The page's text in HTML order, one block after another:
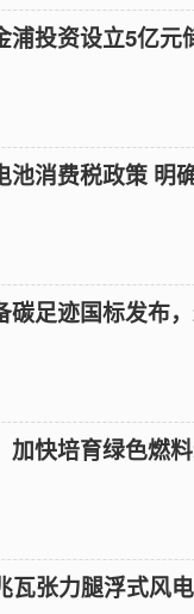
浦投资设立5亿元
池消费税政策 明
碳足迹国标发布
加快培育绿色燃
瓦张力腿浮式风